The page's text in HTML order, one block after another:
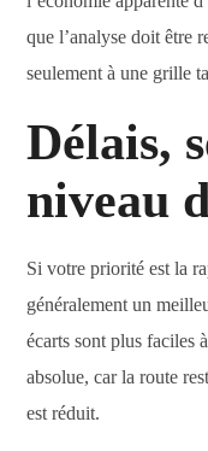
que l’analyse doit être
seulement à une grille
Délais,
niveau
Si votre priorité est la
généralement un
écarts sont plus faciles
absolue, car la route
est réduit.